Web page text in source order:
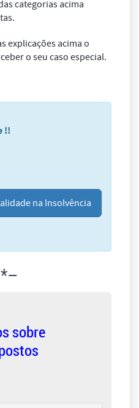
categorias acima
explicações acima o
o seu caso especial.
!!
na Insolvência
sobre